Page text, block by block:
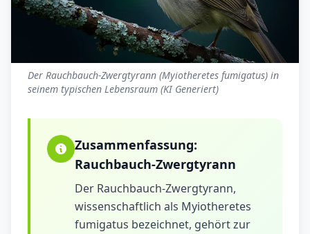
Der Rauchbauch-Zwergtyrann (Myiotheretes fumigatus) in
seinem typischen Lebensraum (KI Generiert)
Zusammenfassung:
Rauchbauch-Zwergtyrann
Der Rauchbauch-Zwergtyrann,
wissenschaftlich als Myiotheretes
fumigatus bezeichnet, gehört zur